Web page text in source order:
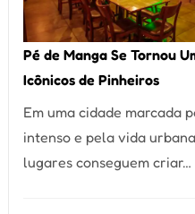
Pé de Manga Se Tornou
Icônicos de Pinheiros
Em uma cidade marcada
intenso e pela vida
lugares conseguem criar…